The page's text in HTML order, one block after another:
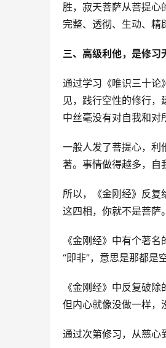
胜，寂天菩萨从菩提心
完整、透彻、生动、精
三、高级利他，是修习
通过学习《唯识三十论
见，践行空性的修行
中丝毫没有对自我和对
一般人发了菩提心，利
著。事情做得越多，自
所以，《金刚经》反复
这四相，你就不是菩萨
《金刚经》中有个著
“即非”，意思是那都是
《金刚经》中反复破
但内心就像没做一样，
通过次第修习，从慈心